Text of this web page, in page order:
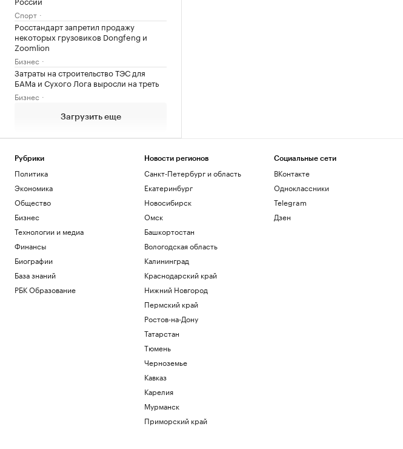
Спорт
Росстандарт запретил продажу
некоторых грузовиков Dongfeng и
Zoomlion
Бизнес
Затраты на строительство ТЭС для
БАМа и Сухого Лога выросли на треть
Бизнес
Загрузить еще
Рубрики
Политика
Экономика
Общество
Бизнес
Технологии и медиа
Финансы
Биографии
База знаний
РБК Образование
Новости регионов
Санкт-Петербург и область
Екатеринбург
Новосибирск
Омск
Башкортостан
Вологодская область
Калининград
Краснодарский край
Нижний Новгород
Пермский край
Ростов-на-Дону
Татарстан
Тюмень
Черноземье
Кавказ
Карелия
Мурманск
Приморский край
Социальные сети
ВКонтакте
Одноклассники
Telegram
Дзен